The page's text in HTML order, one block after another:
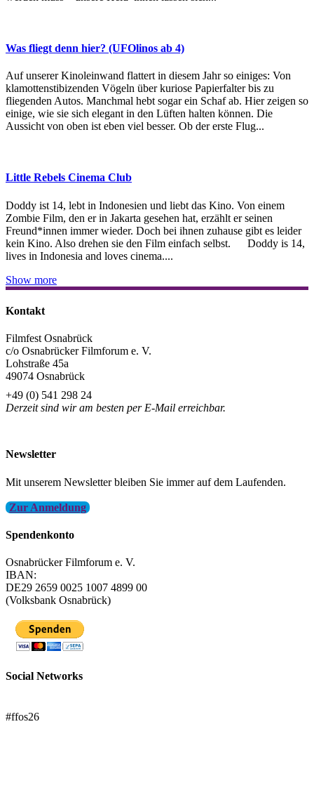
Was fliegt denn hier? (UFOlinos ab 4)
Auf unserer Kinoleinwand flattert in diesem Jahr so einiges: Von
klamottenstibizenden Vögeln über kuriose Papierfalter bis zu
fliegenden Autos. Manchmal hebt sogar ein Schaf ab. Hier zeigen so
einige, wie sie sich elegant in den Lüften halten können. Die
Aussicht von oben ist eben viel besser. Ob der erste Flug...
Little Rebels Cinema Club
Doddy ist 14, lebt in Indonesien und liebt das Kino. Von einem
Zombie Film, den er in Jakarta gesehen hat, erzählt er seinen
Freund*innen immer wieder. Doch bei ihnen zuhause gibt es leider
kein Kino. Also drehen sie den Film einfach selbst. Doddy is 14,
lives in Indonesia and loves cinema....
Show more
Kontakt
Filmfest Osnabrück
c/o Osnabrücker Filmforum e. V.
Lohstraße 45a
49074 Osnabrück
+49 (0) 541 298 24
Derzeit sind wir am besten per E-Mail erreichbar.
Newsletter
Mit unserem Newsletter bleiben Sie immer auf dem Laufenden.
Zur Anmeldung
Spendenkonto
Osnabrücker Filmforum e. V.
IBAN:
DE29 2659 0025 1007 4899 00
(Volksbank Osnabrück)
Social Networks
#ffos26